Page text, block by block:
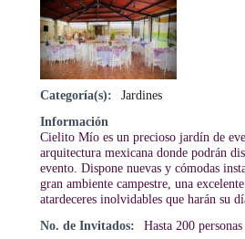
Categoría(s):
Jardines
Información
Cielito Mío es un precioso jardín de
arquitectura mexicana donde podrán
evento. Dispone nuevas y cómodas
gran ambiente campestre, una
atardeceres inolvidables que harán su
No. de Invitados:
Hasta 200 personas